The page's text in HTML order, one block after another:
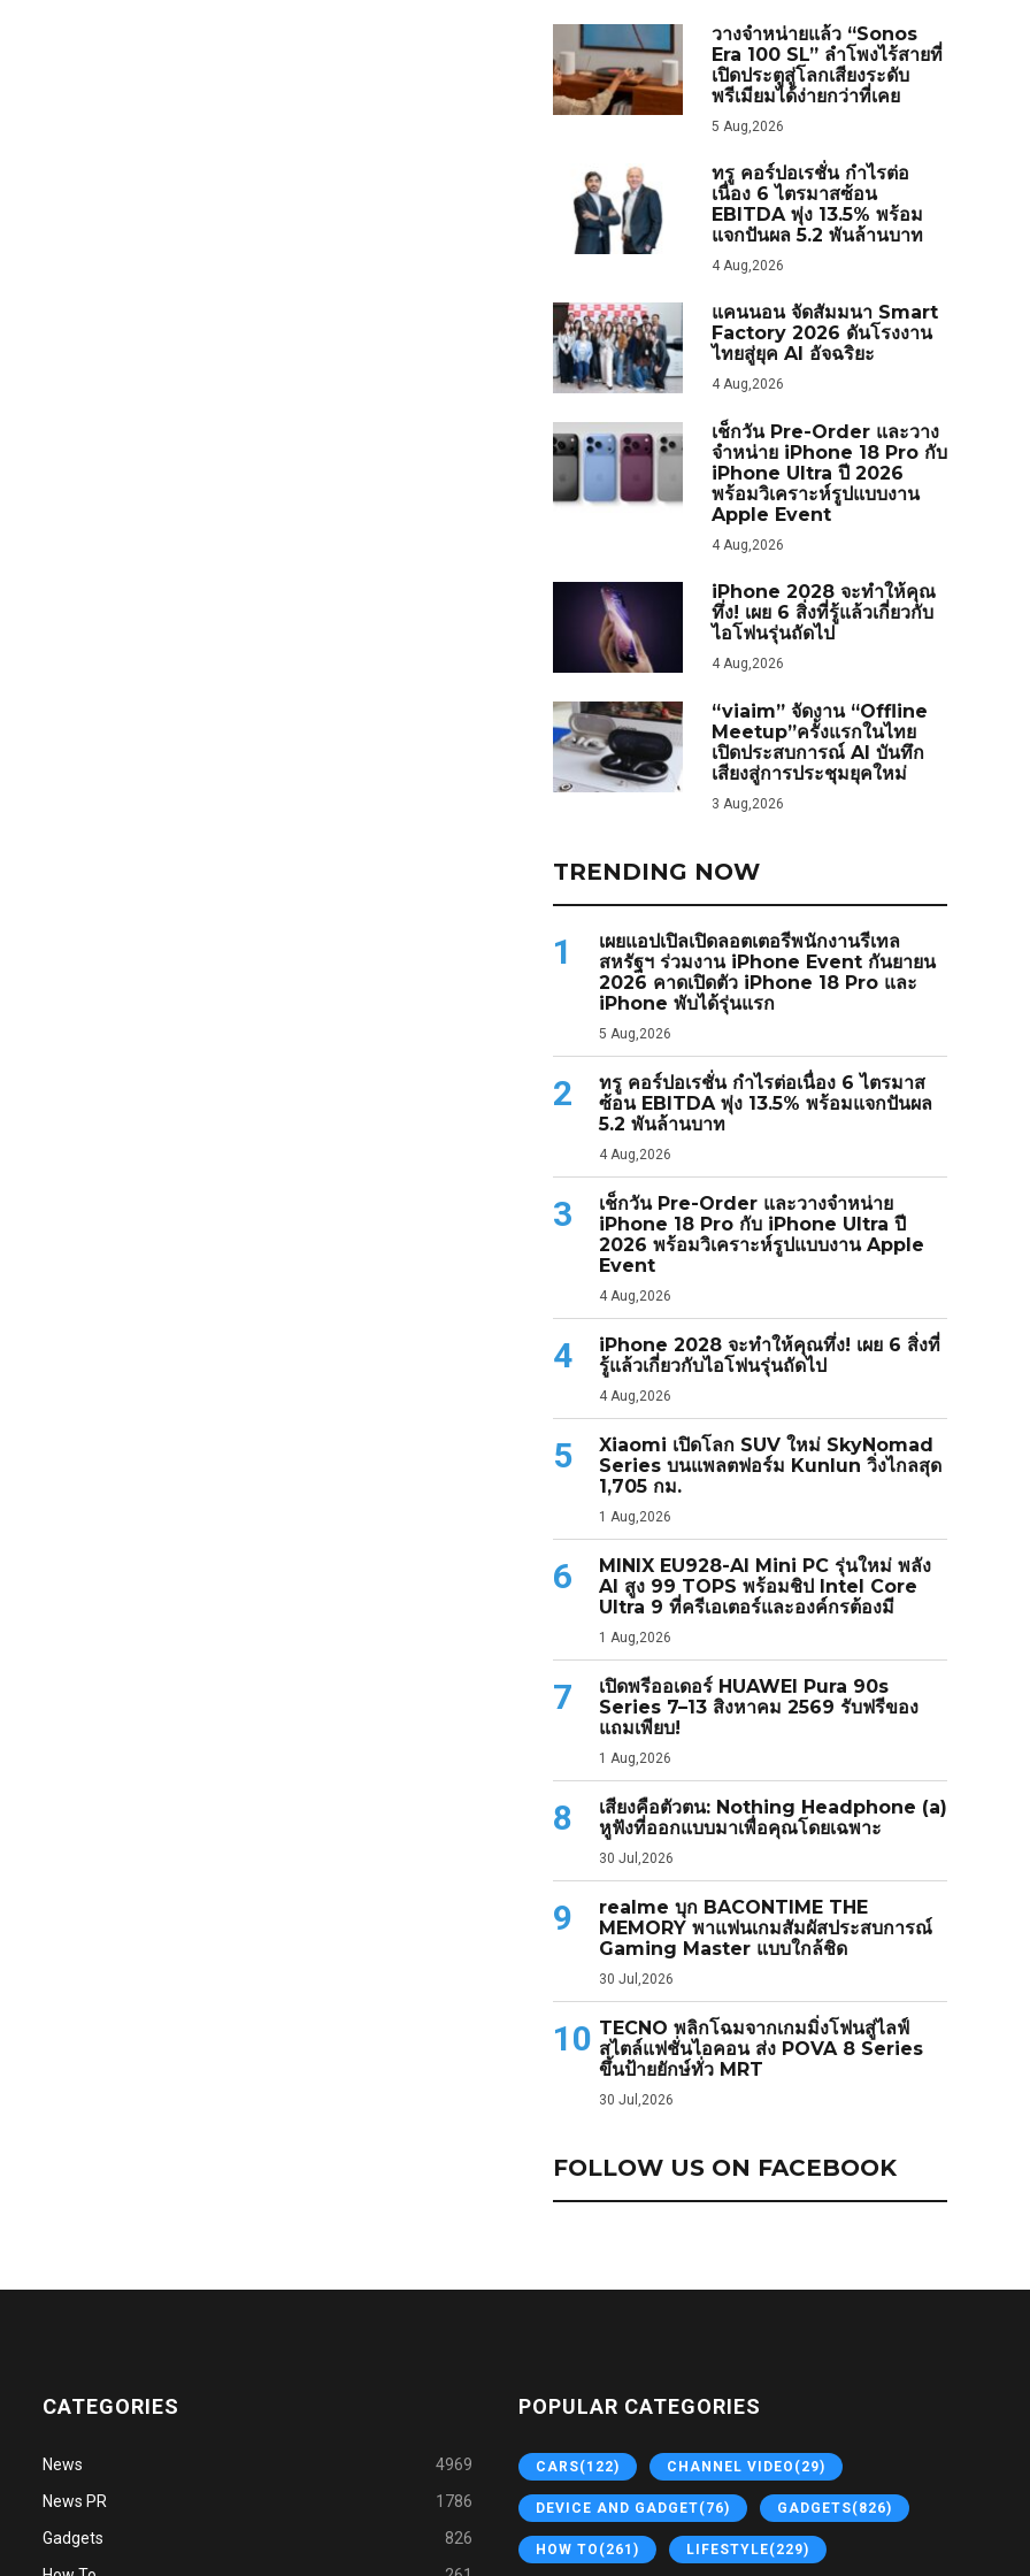
วางจำหน่ายแล้ว “Sonos
Era 100 SL” ลำโพงไร้สายที่
เปิดประตูสู่โลกเสียงระดับ
พรีเมียมได้ง่ายกว่าที่เคย
5 Aug,2026
ทรู คอร์ปอเรชั่น กำไรต่อ
เนื่อง 6 ไตรมาสซ้อน
EBITDA พุ่ง 13.5% พร้อม
แจกปันผล 5.2 พันล้านบาท
4 Aug,2026
แคนนอน จัดสัมมนา Smart
Factory 2026 ดันโรงงาน
ไทยสู่ยุค AI อัจฉริยะ
4 Aug,2026
เช็กวัน Pre-Order และวาง
จำหน่าย iPhone 18 Pro กับ
iPhone Ultra ปี 2026
พร้อมวิเคราะห์รูปแบบงาน
Apple Event
4 Aug,2026
iPhone 2028 จะทำให้คุณ
ทึ่ง! เผย 6 สิ่งที่รู้แล้วเกี่ยวกับ
ไอโฟนรุ่นถัดไป
4 Aug,2026
“viaim” จัดงาน “Offline
Meetup”ครั้งแรกในไทย
เปิดประสบการณ์ AI บันทึก
เสียงสู่การประชุมยุคใหม่
3 Aug,2026
TRENDING NOW
1
เผยแอปเปิลเปิดลอตเตอรีพนักงานรีเทล
สหรัฐฯ ร่วมงาน iPhone Event กันยายน
2026 คาดเปิดตัว iPhone 18 Pro และ
iPhone พับได้รุ่นแรก
5 Aug,2026
2
ทรู คอร์ปอเรชั่น กำไรต่อเนื่อง 6 ไตรมาส
ซ้อน EBITDA พุ่ง 13.5% พร้อมแจกปันผล
5.2 พันล้านบาท
4 Aug,2026
3
เช็กวัน Pre-Order และวางจำหน่าย
iPhone 18 Pro กับ iPhone Ultra ปี
2026 พร้อมวิเคราะห์รูปแบบงาน Apple
Event
4 Aug,2026
4
iPhone 2028 จะทำให้คุณทึ่ง! เผย 6 สิ่งที่
รู้แล้วเกี่ยวกับไอโฟนรุ่นถัดไป
4 Aug,2026
5
Xiaomi เปิดโลก SUV ใหม่ SkyNomad
Series บนแพลตฟอร์ม Kunlun วิ่งไกลสุด
1,705 กม.
1 Aug,2026
6
MINIX EU928-AI Mini PC รุ่นใหม่ พลัง
AI สูง 99 TOPS พร้อมชิป Intel Core
Ultra 9 ที่ครีเอเตอร์และองค์กรต้องมี
1 Aug,2026
7
เปิดพรีออเดอร์ HUAWEI Pura 90s
Series 7–13 สิงหาคม 2569 รับฟรีของ
แถมเพียบ!
1 Aug,2026
8
เสียงคือตัวตน: Nothing Headphone (a)
หูฟังที่ออกแบบมาเพื่อคุณโดยเฉพาะ
30 Jul,2026
9
realme บุก BACONTIME THE
MEMORY พาแฟนเกมสัมผัสประสบการณ์
Gaming Master แบบใกล้ชิด
30 Jul,2026
10 TECNO พลิกโฉมจากเกมมิ่งโฟนสู่ไลฟ์
สไตล์แฟชั่นไอคอน ส่ง POVA 8 Series
ขึ้นป้ายยักษ์ทั่ว MRT
30 Jul,2026
FOLLOW US ON FACEBOOK
CATEGORIES
News
4969
News PR
1786
Gadgets
826
POPULAR CATEGORIES
CARS(122) CHANNEL VIDEO (29)
DEVICE AND GADGET(76) GADGETS(826)
HOW TO (261) LIFESTYLE(229)